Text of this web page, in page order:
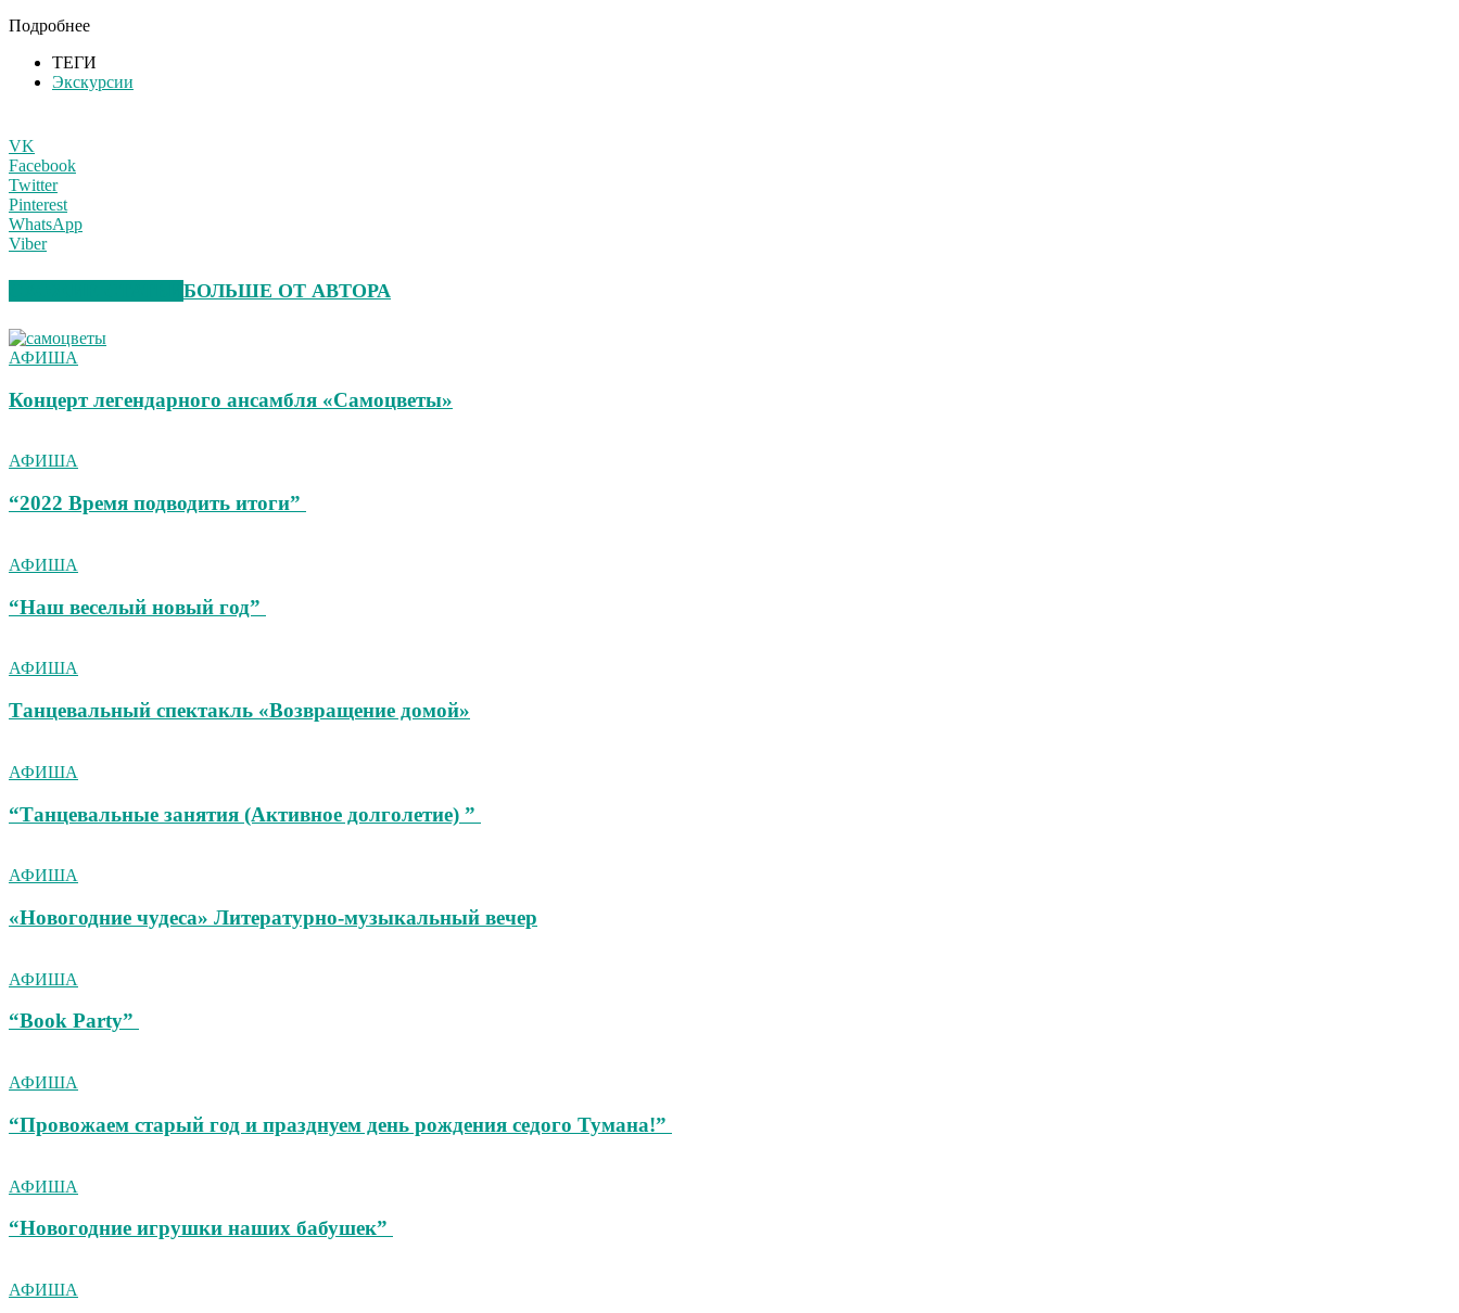
Подробнее
ТЕГИ
Экскурсии
VK
Facebook
Twitter
Pinterest
WhatsApp
Viber
БОЛЬШЕ ОТ АВТОРА
АФИША
Концерт легендарного ансамбля «Самоцветы»
АФИША
“2022 Время подводить итоги”
АФИША
“Наш веселый новый год”
АФИША
Танцевальный спектакль «Возвращение домой»
АФИША
“Танцевальные занятия (Активное долголетие) ”
АФИША
«Новогодние чудеса» Литературно-музыкальный вечер
АФИША
“Book Party”
АФИША
“Провожаем старый год и празднуем день рождения седого Тумана!”
АФИША
“Новогодние игрушки наших бабушек”
АФИША